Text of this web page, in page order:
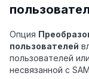
Опция
пользователей
пользователей
несвязанной с